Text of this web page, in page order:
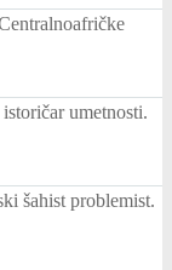
umetnosti.
šahist problemist.